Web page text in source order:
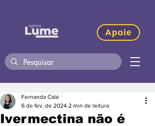
Apoie
Ivermectina não é
Fernanda Calé
6 de fev. de 2024 2 min de leitura